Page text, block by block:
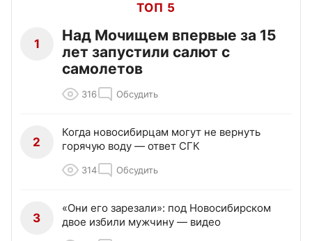
ТОП 5
1
Над Мочищем впервые за 15
лет запустили салют с
самолетов
316 Обсудить
2
Когда новосибирцам могут не вернуть
горячую воду — ответ СГК
314 Обсудить
3
«Они его зарезали»: под Новосибирском
двое избили мужчину — видео